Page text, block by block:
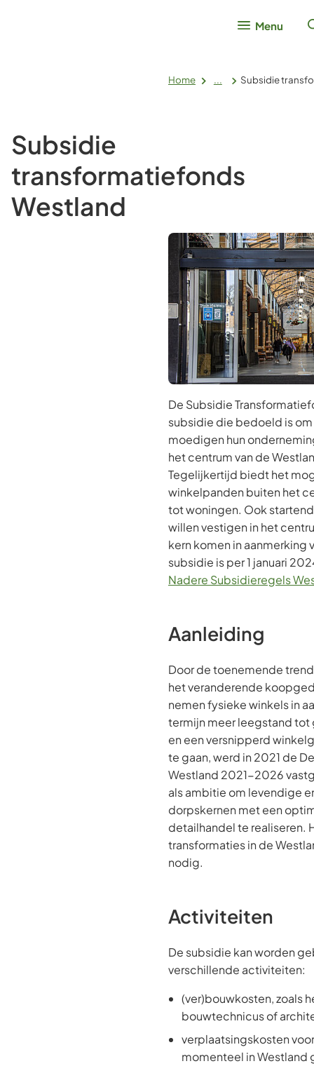
Menu
Home ... Subsidie
Subsidie
transformatiefonds
Westland
De Subsidie
subsidie die bedoeld is
moedigen hun
het centrum van de
Tegelijkertijd biedt het
winkelpanden buiten het
tot woningen. Ook
willen vestigen in het
kern komen in aanmerking
subsidie is per 1 januari
Nadere Subsidieregels
Aanleiding
Door de toenemende
het veranderende
nemen fysieke winkels in
termijn meer leegstand
en een versnipperd
te gaan, werd in 2021 de
Westland 2021-2026
als ambitie om levendige
dorpskernen met een
detailhandel te realiseren.
transformaties in de
nodig.
Activiteiten
De subsidie kan worden
verschillende activiteiten:
(ver)bouwkosten, zoals
bouwtechnicus of
verplaatsingskosten
momenteel in Westland